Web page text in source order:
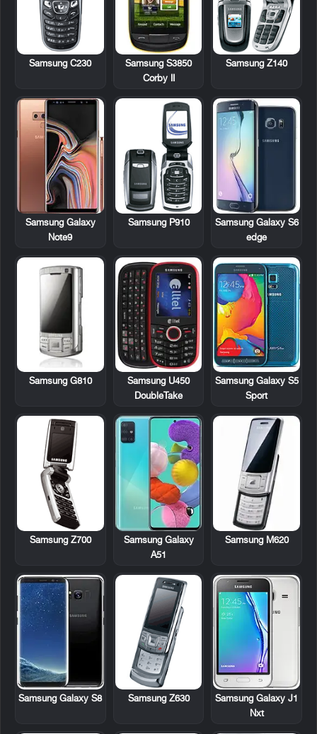
Samsung Z140
Samsung S3850
Corby II
Samsung C230
Samsung Galaxy S6
edge
Samsung P910
Samsung Galaxy
Note9
Samsung Galaxy S5
Sport
Samsung U450
DoubleTake
Samsung G810
Samsung M620
Samsung Galaxy
A51
Samsung Z700
Samsung Galaxy J1
Nxt
Samsung Z630
Samsung Galaxy S8